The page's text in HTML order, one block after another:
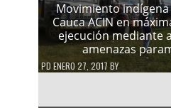
Movimiento
Cauca ACIN en
ejecución mediante
amenazas
PD ENERO 27, 2017 BY